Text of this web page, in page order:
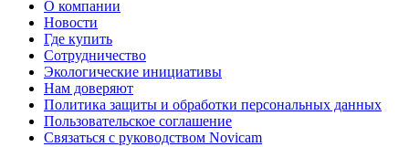
О компании
Новости
Где купить
Сотрудничество
Экологические инициативы
Нам доверяют
Политика защиты и обработки персональных данных
Пользовательское соглашение
Связаться с руководством Novicam